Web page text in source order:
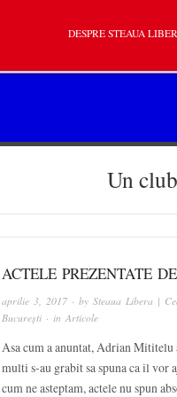
DESPRE STEAUA
Un
ACTELE PREZENTATE
aprilie 3, 2017 · by Steaua Libera |
București · in Articole
Asa cum a anuntat, Adrian Mititelu
multi s-au grabit sa spuna ca il vor
cum ne asteptam, actele nu spun